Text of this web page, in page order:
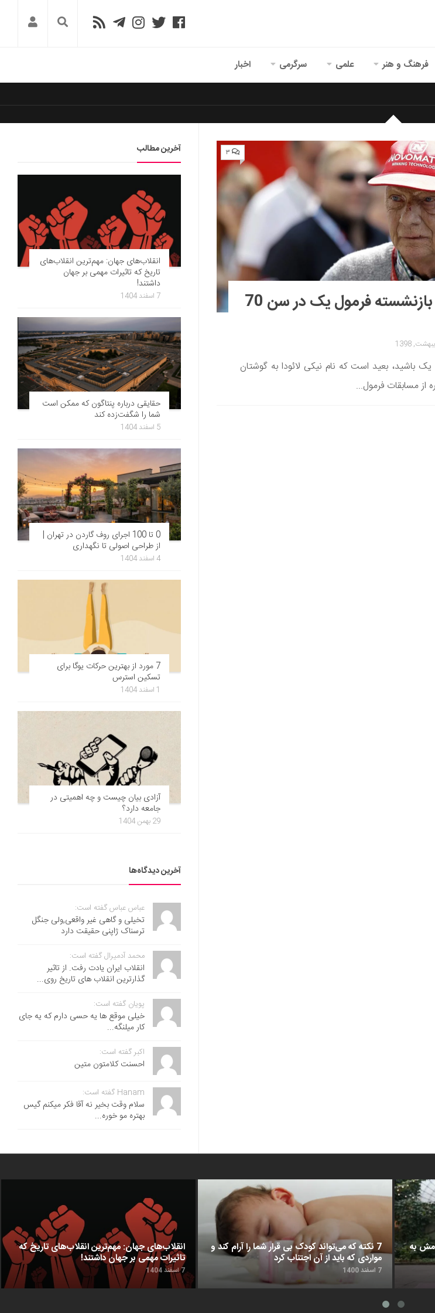
فرهنگ و هنر علمی سرگرمی اخبار
۳
نیکی لائودا قهرمان بازنشسته فرمول یک در سن 70
یک باشید، بعید است که نام نیکی لائودا به گوشتان
از مسابقات فرمول...
آخرین مطالب
انقلاب‌های جهان: مهم‌ترین انقلاب‌های
تاریخ که تاثیرات مهمی بر جهان
داشتند!
7 اسفند 1404
حقایقی درباره پنتاگون که ممکن است
شما را شگفت‌زده کند
5 اسفند 1404
0 تا 100 اجرای روف گاردن در تهران |
از طراحی اصولی تا نگهداری
4 اسفند 1404
7 مورد از بهترین حرکات یوگا برای
تسکین استرس
1 اسفند 1404
آزادی بیان چیست و چه اهمیتی در
جامعه دارد؟
29 بهمن 1404
آخرین دیدگاه‌ها
عباس عباس گفته است:
تخیلی و گاهی غیر واقعی,ولی جنگل
ترسناک ژاپنی حقیقت دارد
محمد آدمیرال گفته است:
انقلاب ایران یادت رفت. از تاثیر
گذارترین انقلاب های تاریخ روی...
پویان گفته است:
خیلی موقع ها یه حسی دارم که یه جای
کار میلنگه...
اکبر گفته است:
احسنت ‌کلامتون متین
Hanam گفته است:
سلام وقت بخیر نه آقا فکر میکنم گیس
بهتره مو خوره...
انقلاب‌های جهان: مهم‌ترین انقلاب‌های تاریخ که
تاثیرات مهمی بر جهان داشتند!
7 اسفند 1404
7 نکته که می‌تواند کودک بی قرار شما را آرام کند و
مواردی که باید از آن اجتناب کرد
7 اسفند 1400
به